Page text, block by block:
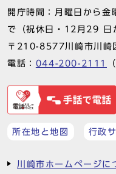
開庁時間：月曜日から
で（祝休日・12月29 日
〒210-8577川崎市川崎
電話： 044-200-2111
所在地と地図 行政
川崎市ホームページに